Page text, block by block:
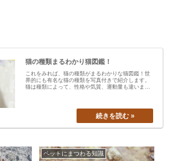
猫の種類まるわかり猫図鑑！
これをみれば、猫の種類がまるわかりな猫図鑑！世
界的にも有名な猫の種類を写真付きで紹介します。
猫は種類によって、性格や気質、運動量も違います
ペットにまつわる知識